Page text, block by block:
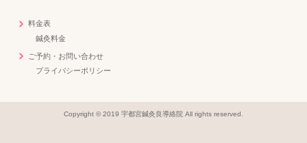
料金表
鍼灸料金
ご予約・お問い合わせ
プライバシーポリシー
Copyright © 2019 宇都宮鍼灸良導絡院 All rights reserved.